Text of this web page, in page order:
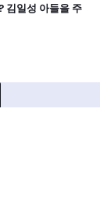
김일성 아들을 주